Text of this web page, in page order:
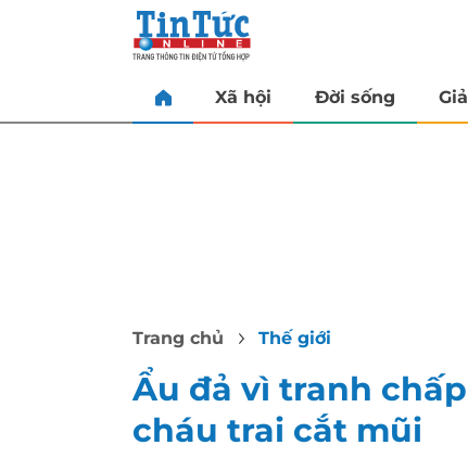
Xã hội Đời sống
Trang chủ Thế giới
Ẩu đả vì tranh
cháu trai cắt mũi